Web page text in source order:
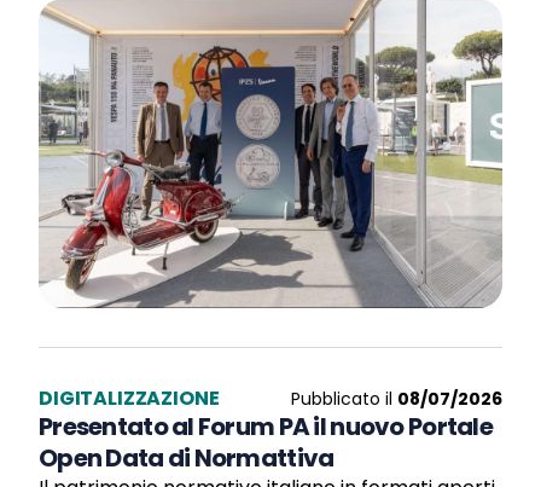
DIGITALIZZAZIONE Pubblicato il 08/07/2026
Presentato al Forum PA il nuovo Portale
Open Data di Normattiva